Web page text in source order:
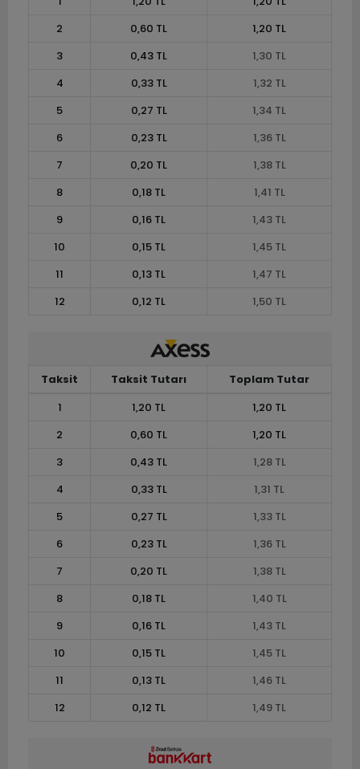
2
0,60 TL
1,20 TL
3
0,43 TL
1,30 TL
4
0,33 TL
1,32 TL
5
0,27 TL
1,34 TL
6
0,23 TL
1,36 TL
7
0,20 TL
1,38 TL
8
0,18 TL
1,41 TL
9
0,16 TL
1,43 TL
10
0,15 TL
1,45 TL
11
0,13 TL
1,47 TL
12
0,12 TL 1,50 TL
Taksit Taksit Tutarı
Toplam Tutar
1
1,20 TL
1,20 TL
2
0,60 TL
1,20 TL
3
0,43 TL
1,28 TL
4
0,33 TL
1,31 TL
5
0,27 TL
1,33 TL
6
0,23 TL
1,36 TL
7
0,20 TL
1,38 TL
8
0,18 TL
1,40 TL
9
0,16 TL
1,43 TL
10
0,15 TL
1,45 TL
11
0,13 TL
1,46 TL
12
0,12 TL 1,49 TL